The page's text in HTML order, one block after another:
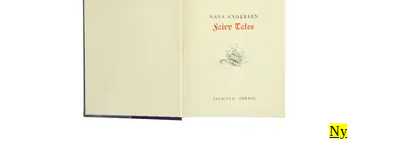
Ny